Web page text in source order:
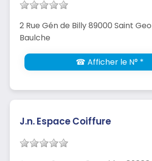
2 Rue Gén de Billy 89000 Saint
Baulche
☎ Afficher le N° *
J.n. Espace Coiffure